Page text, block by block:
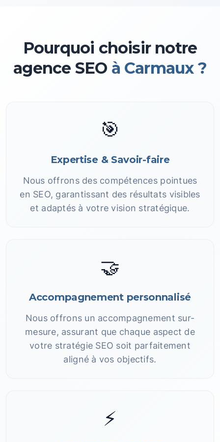
Pourquoi choisir notre
agence SEO à Carmaux ?
🎯
Expertise & Savoir-faire
Nous offrons des compétences pointues
en SEO, garantissant des résultats visibles
et adaptés à votre vision stratégique.
🤝
Accompagnement personnalisé
Nous offrons un accompagnement sur-
mesure, assurant que chaque aspect de
votre stratégie SEO soit parfaitement
aligné à vos objectifs.
⚡